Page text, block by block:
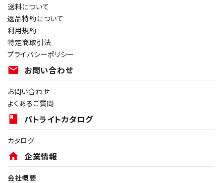
送料について
返品特約について
利用規約
特定商取引法
プライバシーポリシー
mail お問い合わせ
お問い合わせ
よくあるご質問
book パトライトカタログ
カタログ
home 企業情報
会社概要